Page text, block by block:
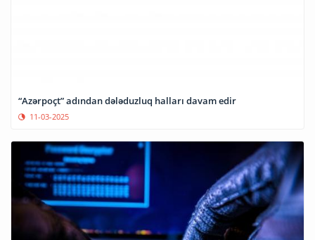
“Azərpoçt” adından dələduzluq halları davam edir
11-03-2025